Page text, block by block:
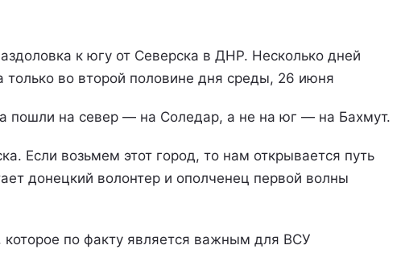
к югу от Северска в ДНР. Несколько дней
только во второй половине дня среды, 26 июня
пошли на север — на Соледар, а не на юг — на Бахмут.
Если возьмем этот город, то нам открывается путь
донецкий волонтер и ополченец первой волны
которое по факту является важным для ВСУ